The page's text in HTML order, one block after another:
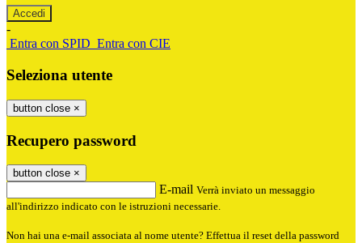
-
Entra con SPID Entra con CIE
Seleziona utente
button close ×
Recupero password
button close ×
E-mail Verrà inviato un messaggio
all'indirizzo indicato con le istruzioni necessarie.
Non hai una e-mail associata al nome utente? Effettua il reset della password